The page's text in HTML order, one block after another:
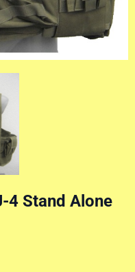
4 Stand Alone